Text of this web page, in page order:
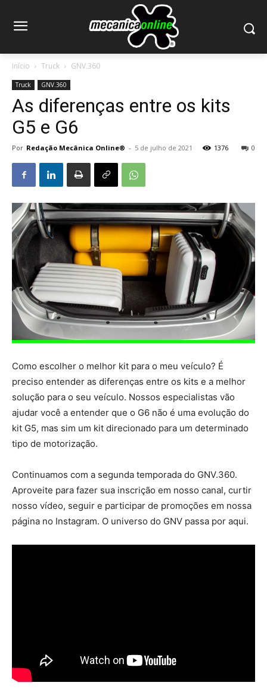
Início Truck GNV.360
Truck GNV.360
As diferenças entre os kits
G5 e G6
Por Redação Mecânica Online® - 5 de julho de 2021 0
1376
Como escolher o melhor kit para o meu veículo? É
preciso entender as diferenças entre os kits e a melhor
solução para o seu veículo. Nossos especialistas vão
ajudar você a entender que o G6 não é uma evolução do
kit G5, mas sim um kit direcionado para um determinado
tipo de motorização.
Continuamos com a segunda temporada do GNV.360.
Aproveite para fazer sua inscrição em nosso canal, curtir
nosso vídeo, seguir e participar de promoções em nossa
página no Instagram. O universo do GNV passa por aqui.